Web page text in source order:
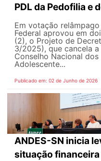
PDL da Pedofilia e
Em votação
Federal aprovou em
(2), o Projeto de
3/2025), que cancela
Conselho Nacional
Adolescente...
Publicado em: 02 de Junho de 2026
ANDES-SN inicia
situação